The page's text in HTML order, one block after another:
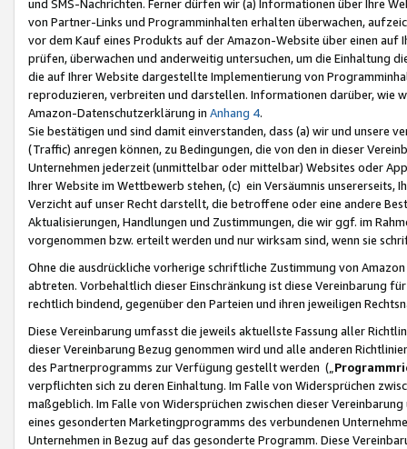
und SMS-Nachrichten. Ferner dürfen wir (a) Informationen über Ihre
von Partner-Links und Programminhalten erhalten überwachen,
vor dem Kauf eines Produkts auf der Amazon-Website über einen
prüfen, überwachen und anderweitig untersuchen, um die Einhaltung
die auf Ihrer Website dargestellte Implementierung von
reproduzieren, verbreiten und darstellen. Informationen darüber, wie
Amazon-Datenschutzerklärung in Anhang 4.
Sie bestätigen und sind damit einverstanden, dass (a) wir und
(Traffic) anregen können, zu Bedingungen, die von den in dieser
Unternehmen jederzeit (unmittelbar oder mittelbar) Websites oder
Ihrer Website im Wettbewerb stehen, (c) ein Versäumnis unsererseits,
Verzicht auf unser Recht darstellt, die betroffene oder eine andere
Aktualisierungen, Handlungen und Zustimmungen, die wir ggf. im
vorgenommen bzw. erteilt werden und nur wirksam sind, wenn sie
Ohne die ausdrückliche vorherige schriftliche Zustimmung von
abtreten. Vorbehaltlich dieser Einschränkung ist diese Vereinbarung
rechtlich bindend, gegenüber den Parteien und ihren jeweiligen
Diese Vereinbarung umfasst die jeweils aktuellste Fassung aller
dieser Vereinbarung Bezug genommen wird und alle anderen
des Partnerprogramms zur Verfügung gestellt werden („
verpflichten sich zu deren Einhaltung. Im Falle von Widersprüchen
maßgeblich. Im Falle von Widersprüchen zwischen dieser
eines gesonderten Marketingprogramms des verbundenen
Unternehmen in Bezug auf das gesonderte Programm. Diese